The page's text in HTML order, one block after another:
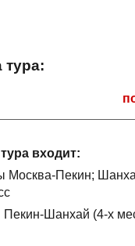
тура:
входит:
Москва-Пекин;
Шанхай (4-х